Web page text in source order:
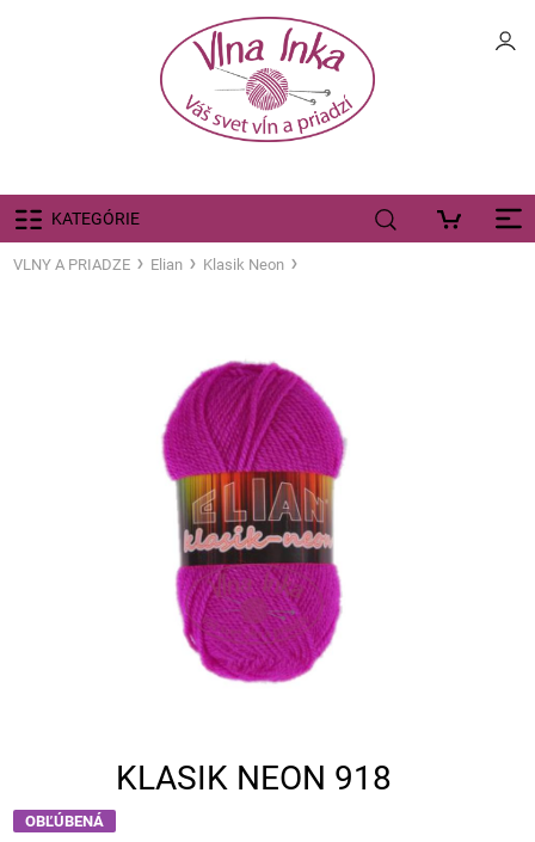
KATEGÓRIE
VLNY A PRIADZE Elian Klasik Neon
KLASIK NEON 918
OBĽÚBENÁ